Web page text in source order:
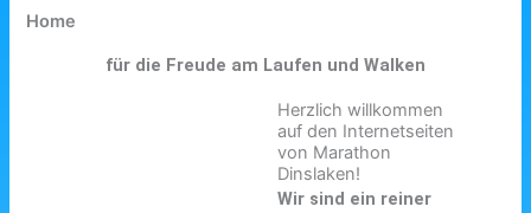
Home
für die Freude am Laufen und Walken
Herzlich willkommen
auf den Internetseiten
von Marathon
Dinslaken!
Wir sind ein reiner